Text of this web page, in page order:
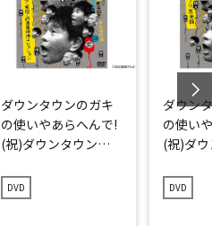
ダウンタウンのガキ
の使いやあらへんで!
(祝)ダウンタウン結
回限定永久保存版(2
8)(愛)D-1グランプリ
DVD
ダウン
の使い
(祝)ダ
久保存
グラン
DVD